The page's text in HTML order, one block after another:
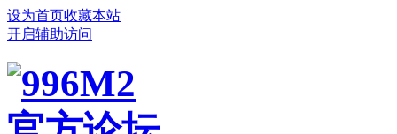
设为首页收藏本站
开启辅助访问